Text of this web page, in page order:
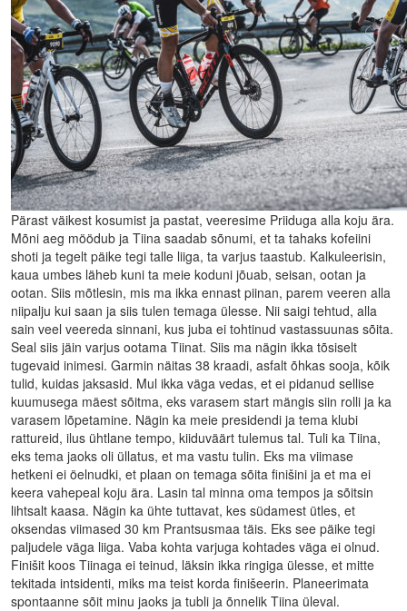
Pärast väikest kosumist ja pastat, veeresime Priiduga alla koju ära.
Mõni aeg möödub ja Tiina saadab sõnumi, et ta tahaks kofeiini
shoti ja tegelt päike tegi talle liiga, ta varjus taastub. Kalkuleerisin,
kaua umbes läheb kuni ta meie koduni jõuab, seisan, ootan ja
ootan. Siis mõtlesin, mis ma ikka ennast piinan, parem veeren alla
niipalju kui saan ja siis tulen temaga ülesse. Nii saigi tehtud, alla
sain veel veereda sinnani, kus juba ei tohtinud vastassuunas sõita.
Seal siis jäin varjus ootama Tiinat. Siis ma nägin ikka tõsiselt
tugevaid inimesi. Garmin näitas 38 kraadi, asfalt õhkas sooja, kõik
tulid, kuidas jaksasid. Mul ikka väga vedas, et ei pidanud sellise
kuumusega mäest sõitma, eks varasem start mängis siin rolli ja ka
varasem lõpetamine. Nägin ka meie presidendi ja tema klubi
rattureid, ilus ühtlane tempo, kiiduväärt tulemus tal. Tuli ka Tiina,
eks tema jaoks oli üllatus, et ma vastu tulin. Eks ma viimase
hetkeni ei öelnudki, et plaan on temaga sõita finišini ja et ma ei
keera vahepeal koju ära. Lasin tal minna oma tempos ja sõitsin
lihtsalt kaasa. Nägin ka ühte tuttavat, kes südamest ütles, et
oksendas viimased 30 km Prantsusmaa täis. Eks see päike tegi
paljudele väga liiga. Vaba kohta varjuga kohtades väga ei olnud.
Finišit koos Tiinaga ei teinud, läksin ikka ringiga ülesse, et mitte
tekitada intsidenti, miks ma teist korda finišeerin. Planeerimata
spontaanne sõit minu jaoks ja tubli ja õnnelik Tiina üleval.